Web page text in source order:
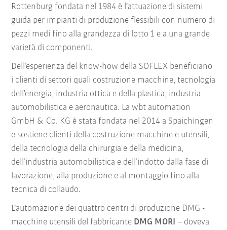
Rottenburg fondata nel 1984 è l’attuazione di sistemi
guida per impianti di produzione flessibili con numero di
pezzi medi fino alla grandezza di lotto 1 e a una grande
varietà di componenti.
Dell’esperienza del know-how della SOFLEX beneficiano
i clienti di settori quali costruzione macchine, tecnologia
dell’energia, industria ottica e della plastica, industria
automobilistica e aeronautica. La wbt automation
GmbH & Co. KG è stata fondata nel 2014 a Spaichingen
e sostiene clienti della costruzione macchine e utensili,
della tecnologia della chirurgia e della medicina,
dell’industria automobilistica e dell’indotto dalla fase di
lavorazione, alla produzione e al montaggio fino alla
tecnica di collaudo.
L’automazione dei quattro centri di produzione DMG -
macchine utensili del fabbricante DMG MORI – doveva